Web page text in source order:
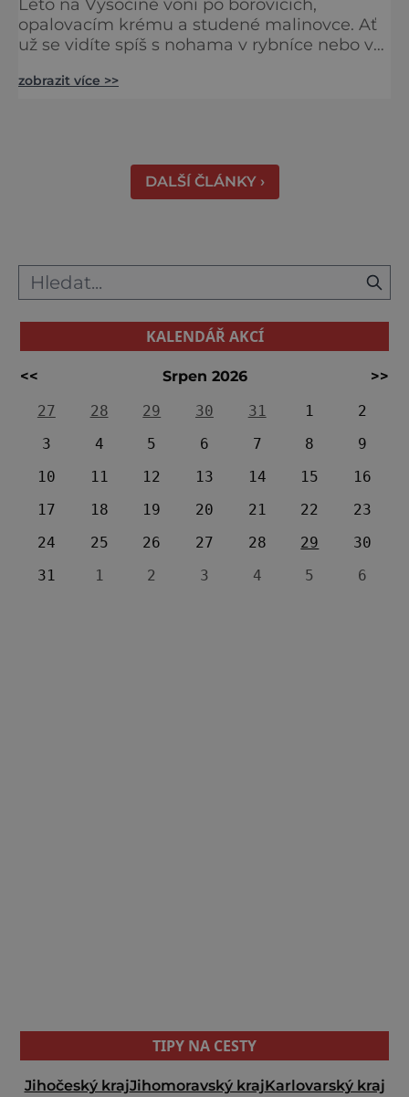
Léto na Vysočině voní po borovicích,
opalovacím krému a studené malinovce. Ať
už se vidíte spíš s nohama v rybníce nebo v
Není to totiž jen kraj kopců a lesů, ale i vody
lenošit u hladiny. Plavky s sebou! Nejlepší p
zobrazit více >>
DALŠÍ ČLÁNKY ›
KALENDÁŘ AKCÍ
<< Srpen 2026
>>
27
28 29 30 31 1
2
3
4 5 6 7 8
9
10
11 12 13 14 15
16
17
18 19 20 21 22
23
24
25 26 27 28 29
30
31
1 2 3 4 5 6
TIPY NA CESTY
Jihočeský krajJihomoravský krajKarlovarský kraj